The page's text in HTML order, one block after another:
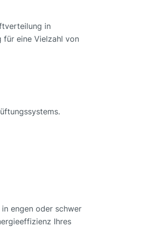
in
für eine Vielzahl von
engen oder schwer
Ihres